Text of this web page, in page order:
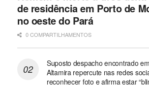
de residência em Porto de
no oeste do Pará
0 COMPARTILHAMENTOS
Suposto despacho encontrado
Altamira repercute nas redes
reconhecer foto e afirma estar